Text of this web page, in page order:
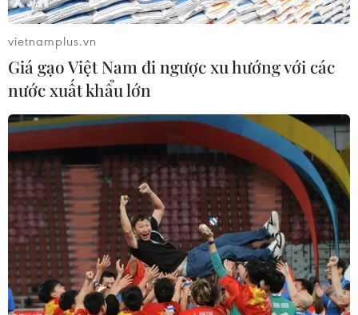
thám của Mỹ đã phát hiện hoạt động tại bãi thử hạt
nhân ngầm của Triều Tiên.
vietnamplus.vn
Giá gạo Việt Nam đi ngược xu hướng với các
nước xuất khẩu lớn